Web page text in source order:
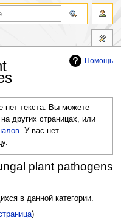
Помощь
нет текста. Вы можете
на других страницах, или
. У вас нет
plant pathogens
в данной категории.
)